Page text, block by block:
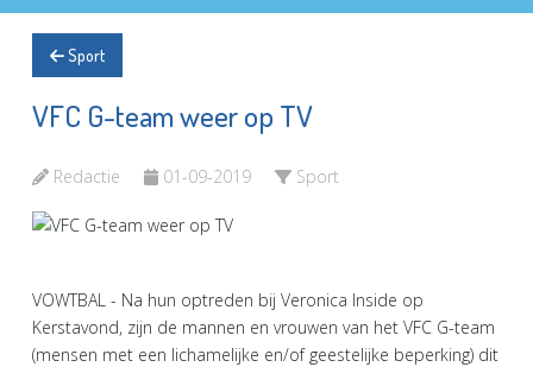
Sport
VFC G-team weer op TV
Redactie 01-09-2019 Sport
VOWTBAL - Na hun optreden bij Veronica Inside op
Kerstavond, zijn de mannen en vrouwen van het VFC G-team
(mensen met een lichamelijke en/of geestelijke beperking) dit